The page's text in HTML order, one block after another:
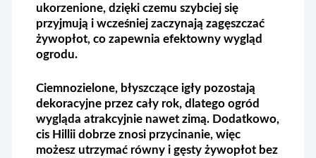
ukorzenione, dzięki czemu szybciej się
przyjmują i wcześniej zaczynają zagęszczać
żywopłot, co zapewnia efektowny wygląd
ogrodu.
Ciemnozielone, błyszczące igły pozostają
dekoracyjne przez cały rok, dlatego ogród
wygląda atrakcyjnie nawet zimą. Dodatkowo,
cis Hillii dobrze znosi przycinanie, więc
możesz utrzymać równy i gęsty żywopłot bez